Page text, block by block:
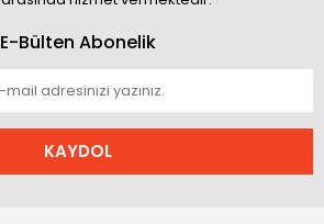
E-Bülten Abonelik
KAYDOL